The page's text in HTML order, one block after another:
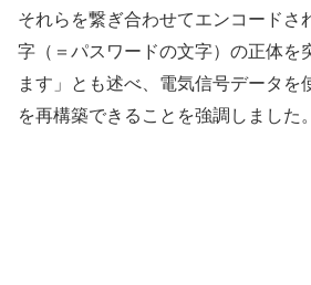
それらを繋ぎ合わせてエンコードさ
字（＝パスワードの文字）の正体を
ます」とも述べ、電気信号データを
を再構築できることを強調しました。